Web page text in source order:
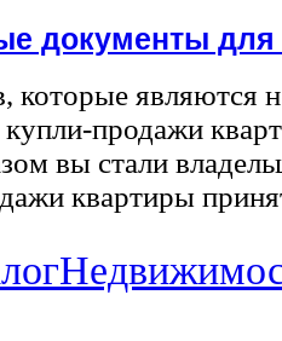
документы
которые являются
продажи
вы стали
квартиры